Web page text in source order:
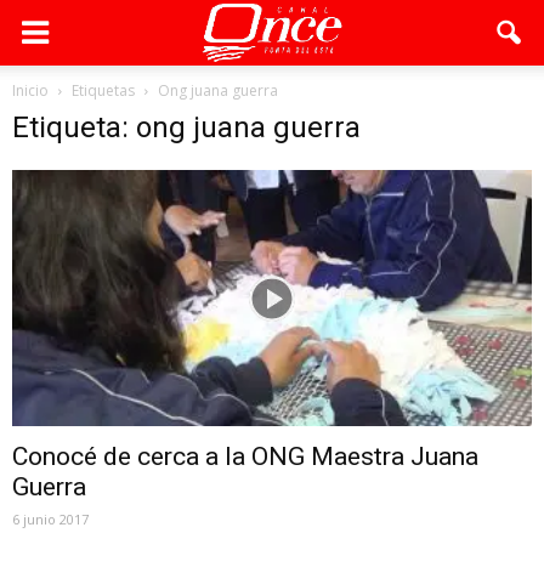
Inicio Etiquetas Ong juana guerra
Etiqueta: ong juana guerra
Conocé de cerca a la ONG Maestra Juana
Guerra
6 junio 2017